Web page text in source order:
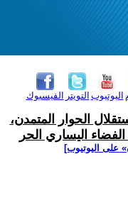
الفيسبوك التويتر اليوتيوب
الحوار المتمدن،
اليساري الحر
على اليوتيوب]